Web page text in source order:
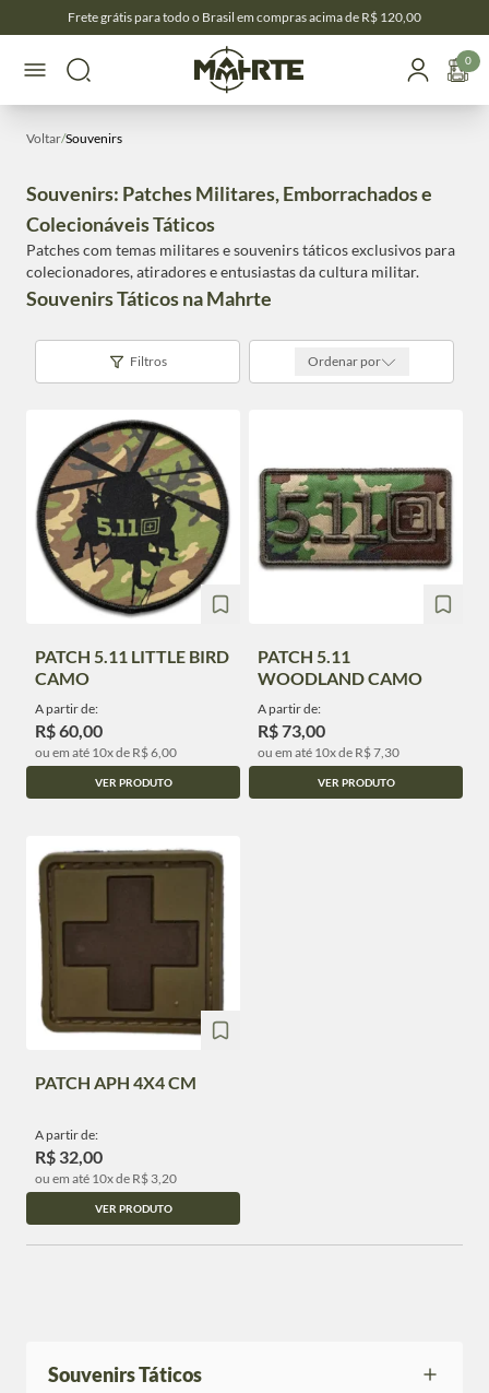
Frete grátis para todo o Brasil em compras acima de R$ 120,00
0
Voltar/Souvenirs
Souvenirs: Patches Militares, Emborrachados e
Colecionáveis Táticos
Patches com temas militares e souvenirs táticos exclusivos para
colecionadores, atiradores e entusiastas da cultura militar.
Souvenirs Táticos na Mahrte
Filtros Ordenar por
PATCH 5.11 LITTLE BIRD
CAMO
A partir de:
R$ 60,00
ou em até 10x de R$ 6,00
VER PRODUTO
PATCH 5.11
WOODLAND CAMO
A partir de:
R$ 73,00
ou em até 10x de R$ 7,30
VER PRODUTO
PATCH APH 4X4 CM
A partir de:
R$ 32,00
ou em até 10x de R$ 3,20
VER PRODUTO
Souvenirs Táticos